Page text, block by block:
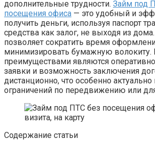
дополнительные трудности. Займ под
посещения офиса — это удобный и
получить деньги, используя паспорт
средства как залог, не выходя из
позволяет сократить время
минимизировать бумажную
преимуществами являются
заявки и возможность заключения
дистанционно, что особенно актуально
ограничений по передвижению или
Содержание статьи